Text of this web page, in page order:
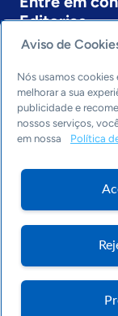
Editorias
Economia &
Inovação &
Cultura
Dados
Arquivo
Aviso de
Nós usamos
melhorar a sua
publicidade e
nossos serviços,
em nossa
Política